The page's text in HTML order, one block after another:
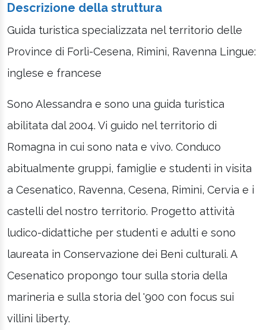
Descrizione della struttura
Guida turistica specializzata nel territorio delle
Province di Forlì-Cesena, Rimini, Ravenna Lingue:
inglese e francese
Sono Alessandra e sono una guida turistica
abilitata dal 2004. Vi guido nel territorio di
Romagna in cui sono nata e vivo. Conduco
abitualmente gruppi, famiglie e studenti in visita
a Cesenatico, Ravenna, Cesena, Rimini, Cervia e i
castelli del nostro territorio. Progetto attività
ludico-didattiche per studenti e adulti e sono
laureata in Conservazione dei Beni culturali. A
Cesenatico propongo tour sulla storia della
marineria e sulla storia del '900 con focus sui
villini liberty.